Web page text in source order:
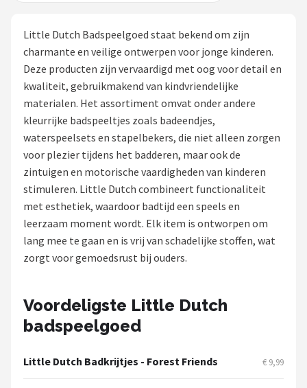
Babykleding Cadeaus
Blokken
Shop
POPULAIRE MERKEN
Jollein
Chouette-Chouette
Little Dutch
Soft Touch
Meyco
Little Dutch Badspeelgoed staat bekend om zijn
charmante en veilige ontwerpen voor jonge kinderen.
Deze producten zijn vervaardigd met oog voor detail en
kwaliteit, gebruikmakend van kindvriendelijke
materialen. Het assortiment omvat onder andere
kleurrijke badspeeltjes zoals badeendjes,
waterspeelsets en stapelbekers, die niet alleen zorgen
voor plezier tijdens het badderen, maar ook de
zintuigen en motorische vaardigheden van kinderen
stimuleren. Little Dutch combineert functionaliteit
met esthetiek, waardoor badtijd een speels en
leerzaam moment wordt. Elk item is ontworpen om
lang mee te gaan en is vrij van schadelijke stoffen, wat
zorgt voor gemoedsrust bij ouders.
Voordeligste Little Dutch
badspeelgoed
Little Dutch Badkrijtjes - Forest Friends € 9,99